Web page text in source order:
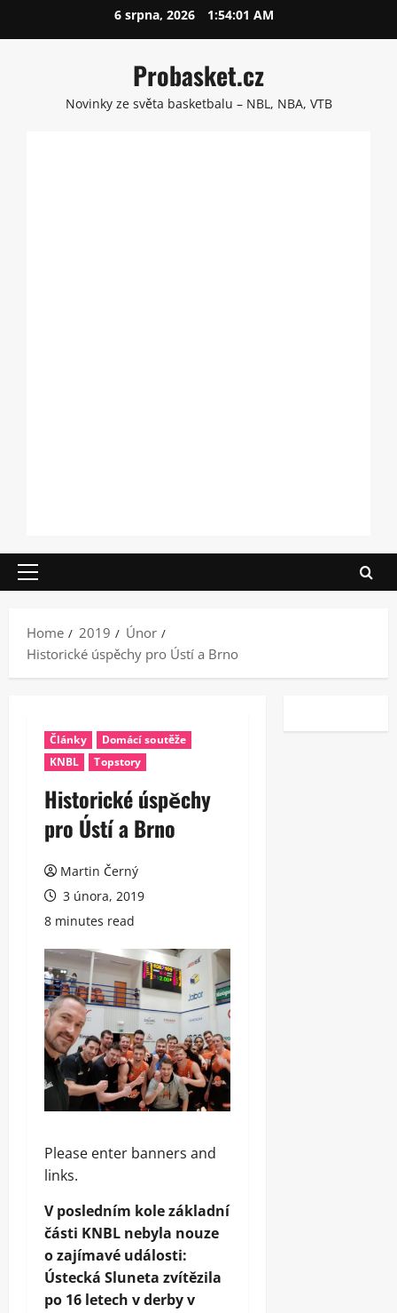
6 srpna, 2026 1:54:02 AM
Probasket.cz
Novinky ze světa basketbalu – NBL, NBA, VTB
Primary
Home
2019
Únor
Historické úspěchy pro Ústí a Brno
Články
Domácí soutěže
KNBL
Topstory
Historické úspěchy
pro Ústí a Brno
Martin Černý
3 února, 2019
8 minutes read
Please enter banners and
links.
V posledním kole základní
části KNBL nebyla nouze
o zajímavé události:
Ústecká Sluneta zvítězila
po 16 letech v derby v